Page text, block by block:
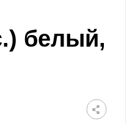
белый,